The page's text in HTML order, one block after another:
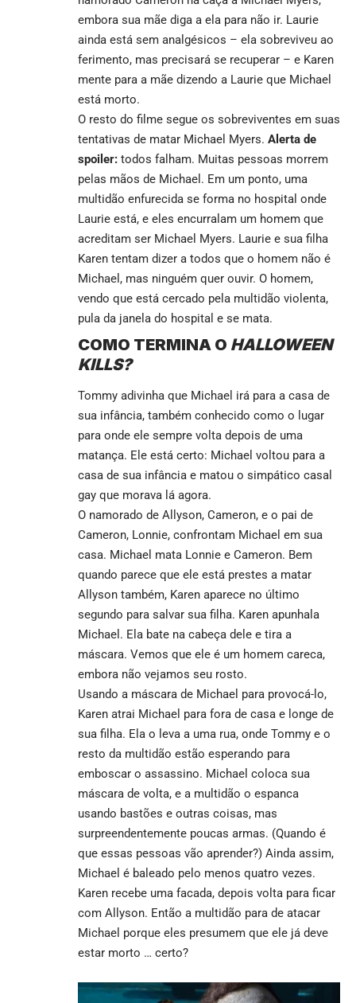
embora sua mãe diga a ela para não ir. Laurie
ainda está sem analgésicos – ela sobreviveu ao
ferimento, mas precisará se recuperar – e Karen
mente para a mãe dizendo a Laurie que Michael
está morto.
O resto do filme segue os sobreviventes em suas
tentativas de matar Michael Myers. Alerta de
spoiler: todos falham. Muitas pessoas morrem
pelas mãos de Michael. Em um ponto, uma
multidão enfurecida se forma no hospital onde
Laurie está, e eles encurralam um homem que
acreditam ser Michael Myers. Laurie e sua filha
Karen tentam dizer a todos que o homem não é
Michael, mas ninguém quer ouvir. O homem,
vendo que está cercado pela multidão violenta,
pula da janela do hospital e se mata.
COMO TERMINA O HALLOWEEN
KILLS?
Tommy adivinha que Michael irá para a casa de
sua infância, também conhecido como o lugar
para onde ele sempre volta depois de uma
matança. Ele está certo: Michael voltou para a
casa de sua infância e matou o simpático casal
gay que morava lá agora.
O namorado de Allyson, Cameron, e o pai de
Cameron, Lonnie, confrontam Michael em sua
casa. Michael mata Lonnie e Cameron. Bem
quando parece que ele está prestes a matar
Allyson também, Karen aparece no último
segundo para salvar sua filha. Karen apunhala
Michael. Ela bate na cabeça dele e tira a
máscara. Vemos que ele é um homem careca,
embora não vejamos seu rosto.
Usando a máscara de Michael para provocá-lo,
Karen atrai Michael para fora de casa e longe de
sua filha. Ela o leva a uma rua, onde Tommy e o
resto da multidão estão esperando para
emboscar o assassino. Michael coloca sua
máscara de volta, e a multidão o espanca
usando bastões e outras coisas, mas
surpreendentemente poucas armas. (Quando é
que essas pessoas vão aprender?) Ainda assim,
Michael é baleado pelo menos quatro vezes.
Karen recebe uma facada, depois volta para ficar
com Allyson. Então a multidão para de atacar
Michael porque eles presumem que ele já deve
estar morto … certo?